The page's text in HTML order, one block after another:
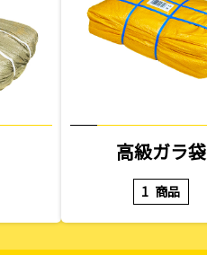
高級ガラ袋
1 商品